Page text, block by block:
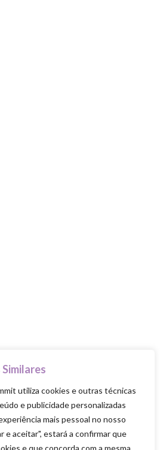
utiliza cookies e outras técnicas
e publicidade personalizadas
mais pessoal no nosso
e aceitar", estará a confirmar que
e que concorda com a mesma.
& SUMMIT ALL RIGHTS